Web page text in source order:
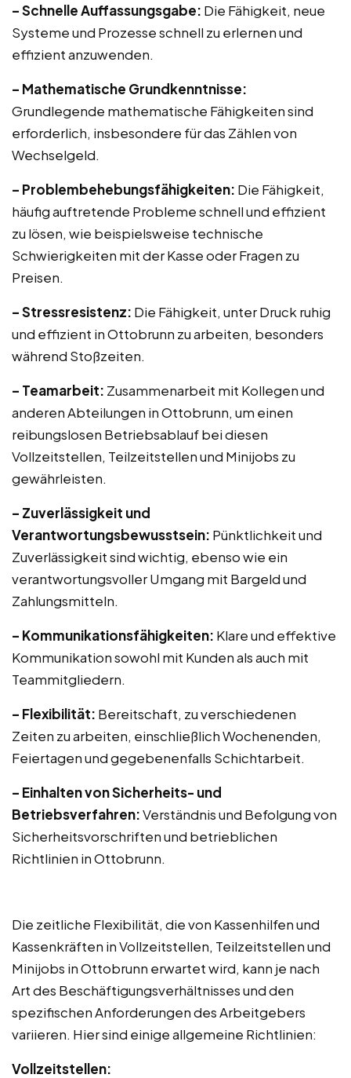
– Schnelle Auffassungsgabe: Die Fähigkeit, neue
Systeme und Prozesse schnell zu erlernen und
effizient anzuwenden.
– Mathematische Grundkenntnisse:
Grundlegende mathematische Fähigkeiten sind
erforderlich, insbesondere für das Zählen von
Wechselgeld.
– Problembehebungsfähigkeiten: Die Fähigkeit,
häufig auftretende Probleme schnell und effizient
zu lösen, wie beispielsweise technische
Schwierigkeiten mit der Kasse oder Fragen zu
Preisen.
– Stressresistenz: Die Fähigkeit, unter Druck ruhig
und effizient in Ottobrunn zu arbeiten, besonders
während Stoßzeiten.
– Teamarbeit: Zusammenarbeit mit Kollegen und
anderen Abteilungen in Ottobrunn, um einen
reibungslosen Betriebsablauf bei diesen
Vollzeitstellen, Teilzeitstellen und Minijobs zu
gewährleisten.
– Zuverlässigkeit und
Verantwortungsbewusstsein: Pünktlichkeit und
Zuverlässigkeit sind wichtig, ebenso wie ein
verantwortungsvoller Umgang mit Bargeld und
Zahlungsmitteln.
– Kommunikationsfähigkeiten: Klare und effektive
Kommunikation sowohl mit Kunden als auch mit
Teammitgliedern.
– Flexibilität: Bereitschaft, zu verschiedenen
Zeiten zu arbeiten, einschließlich Wochenenden,
Feiertagen und gegebenenfalls Schichtarbeit.
– Einhalten von Sicherheits- und
Betriebsverfahren:Verständnis und Befolgung von
Sicherheitsvorschriften und betrieblichen
Richtlinien in Ottobrunn.
Die zeitliche Flexibilität, die von Kassenhilfen und
Kassenkräften in Vollzeitstellen, Teilzeitstellen und
Minijobs in Ottobrunn erwartet wird, kann je nach
Art des Beschäftigungsverhältnisses und den
spezifischen Anforderungen des Arbeitgebers
variieren. Hier sind einige allgemeine Richtlinien:
Vollzeitstellen: